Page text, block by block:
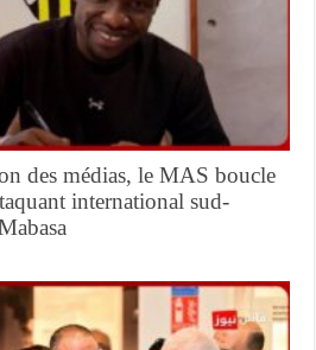
des médias, le MAS boucle
international sud-